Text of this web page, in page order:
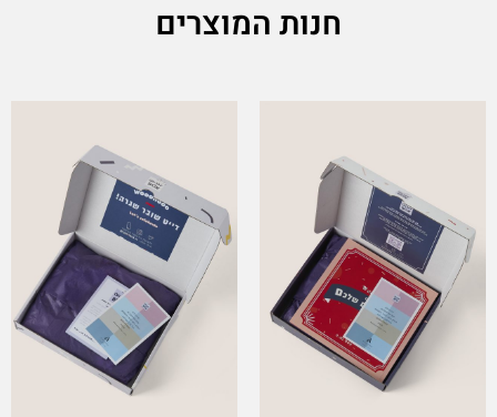
חנות המוצרים